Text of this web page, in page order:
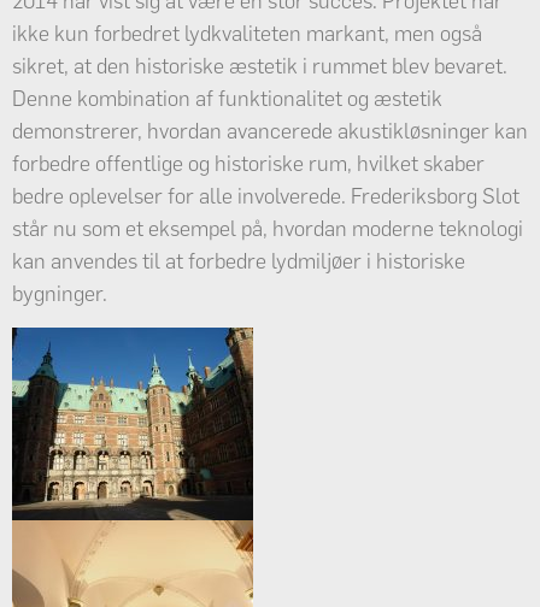
ikke kun forbedret lydkvaliteten markant, men også
sikret, at den historiske æstetik i rummet blev bevaret.
Denne kombination af funktionalitet og æstetik
demonstrerer, hvordan avancerede akustikløsninger kan
forbedre offentlige og historiske rum, hvilket skaber
bedre oplevelser for alle involverede. Frederiksborg Slot
står nu som et eksempel på, hvordan moderne teknologi
kan anvendes til at forbedre lydmiljøer i historiske
bygninger.
Forbedret lydmiljø i
foyeren på Frederiksborg
Slot med BASWAphon